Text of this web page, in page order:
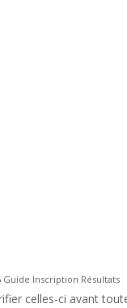
Guide Inscription Résultats
celles-ci avant